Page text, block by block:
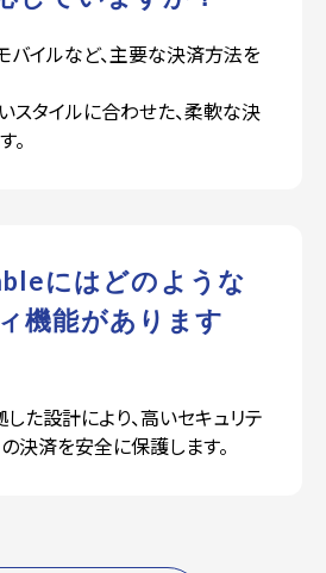
バイルなど、主要な決済方法を
スタイルに合わせた、柔軟な決
。
にはどのような
機能があります
た設計により、高いセキュリテ
決済を安全に保護します。